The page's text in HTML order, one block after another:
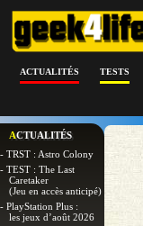
ACTUALITÉS TESTS
ACTUALITÉS
- TRST : Astro Colony
- TEST : The Last
Caretaker
(Jeu en accès anticipé)
- PlayStation Plus :
les jeux d’août 2026